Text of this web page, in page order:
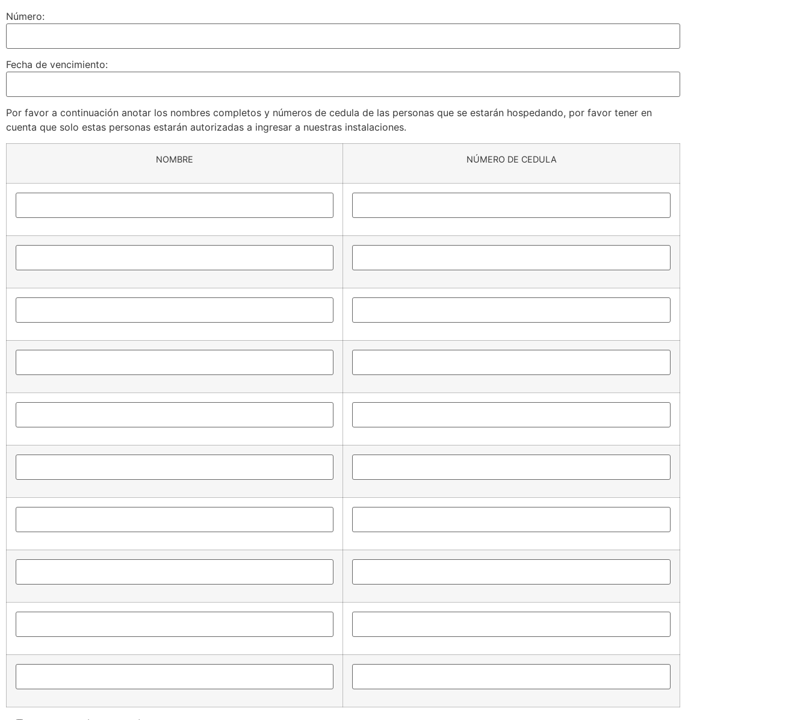
Número:
Fecha de vencimiento:
Por favor a continuación anotar los nombres completos y números de cedula de las personas que se estarán hospedando, por favor tener en
cuenta que solo estas personas estarán autorizadas a ingresar a nuestras instalaciones.
NOMBRE NÚMERO DE CEDULA